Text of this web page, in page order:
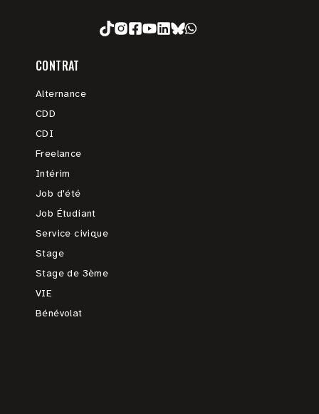
CONTRAT
Alternance
CDD
CDI
Freelance
Intérim
Job d'été
Job Étudiant
Service civique
Stage
Stage de 3ème
VIE
Bénévolat